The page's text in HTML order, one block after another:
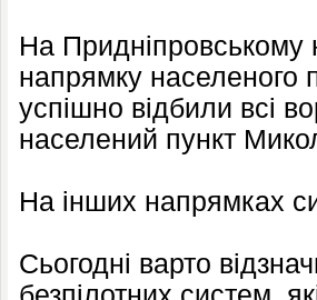
На Придніпровському
напрямку населеного
успішно відбили всі
населений пункт
На інших напрямках
Сьогодні варто